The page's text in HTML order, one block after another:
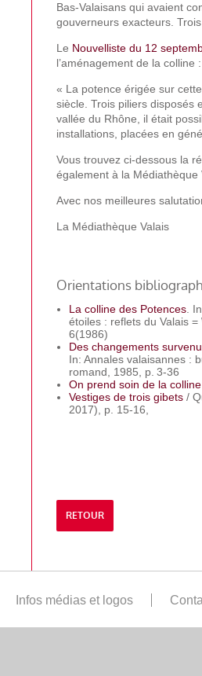
Bas-Valaisans qui avaient
gouverneurs exacteurs.
Le Nouvelliste du 12
l’aménagement de la colline :
« La potence érigée sur
siècle. Trois piliers disposés
vallée du Rhône, il était
installations, placées en
Vous trouvez ci-dessous la
également à la Médiathèque
Avec nos meilleures
La Médiathèque Valais
Orientations
La colline des Potences.
étoiles : reflets du Valais
6(1986)
Des changements
In: Annales valaisannes :
romand, 1985, p. 3-36
On prend soin de la
Vestiges de trois gibets/
2017), p. 15-16,
RETOUR
Infos médias et logos